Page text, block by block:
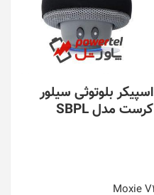
اسپیکر بلوتوثی سیلور
کرست مدل SBPL